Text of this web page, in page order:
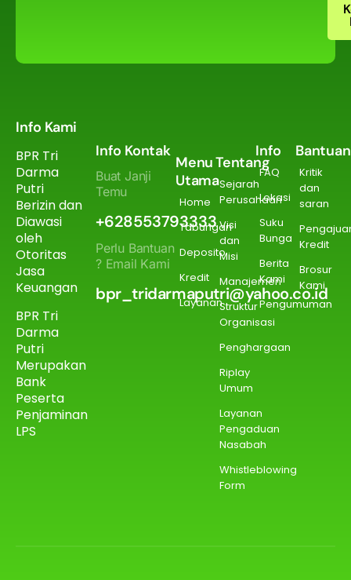
Info Kami
BPR Tri
Darma
Putri
Berizin dan
Diawasi
oleh
Otoritas
Jasa
Keuangan
BPR Tri
Darma
Putri
Merupakan
Bank
Peserta
Penjaminan
LPS
Info Kontak
Buat Janji
Temu
+628553793333
Perlu Bantuan
? Email Kami
bpr_tridarmaputri@yahoo.co.id
Menu
Utama
Home
Tabungan
Deposito
Kredit
Layanan
Tentang
Sejarah
Perusahaan
Visi
dan
Misi
Manajemen
Struktur
Organisasi
Penghargaan
Riplay
Umum
Layanan
Pengaduan
Nasabah
Whistleblowing
Form
Info
FAQ
Lokasi
Suku
Bunga
Berita
Kami
Pengumuman
Bantuan
Kritik
dan
saran
Kredit
Brosur
Kami